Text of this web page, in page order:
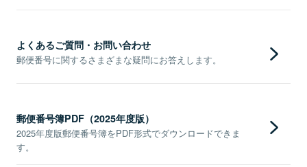
よくあるご質問・お問い合わせ
郵便番号に関するさまざまな疑問にお答えします。
郵便番号簿PDF（2025年度版）
2025年度版郵便番号簿をPDF形式でダウンロードできま
す。